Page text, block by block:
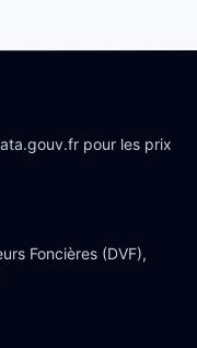
pour les prix
Foncières (DVF),